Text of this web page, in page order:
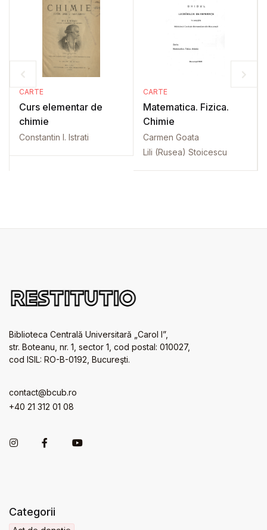
CARTE
Curs elementar de
chimie
Constantin I. Istrati
CARTE
Matematica. Fizica.
Chimie
Carmen Goata
Lili (Rusea) Stoicescu
Biblioteca Centrală Universitară „Carol I”,
str. Boteanu, nr. 1, sector 1, cod postal: 010027,
cod ISIL: RO-B-0192, Bucureşti.
contact@bcub.ro
+40 21 312 01 08
Categorii